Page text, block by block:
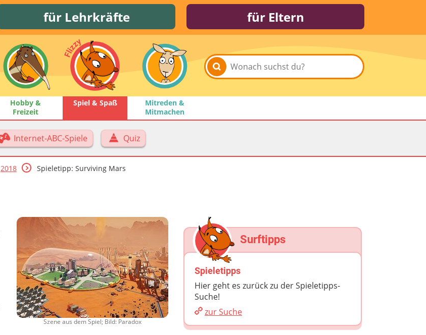
für Lehrkräfte für Eltern
Hobby &
Freizeit
Spiel & Spaß
Mitreden &
Mitmachen
Internet-ABC-Spiele Quiz
2018 Spieletipp: Surviving Mars
Szene aus dem Spiel; Bild: Paradox
Surftipps
Spieletipps
Hier geht es zurück zu der Spieletipps-
Suche!
zur Suche